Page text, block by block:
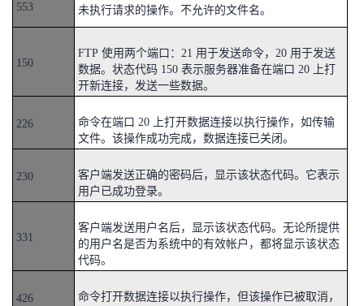
553 未执行请求的操作。不允许的文件名。
150
FTP 使用两个端口：21 用于发送命令，20 用于发送
数据。状态代码 150 表示服务器准备在端口 20 上打
开新连接，发送一些数据。
226
命令在端口 20 上打开数据连接以执行操作，如传输
文件。该操作成功完成，数据连接已关闭。
230
客户端发送正确的密码后，显示该状态代码。它表示
用户已成功登录。
331
客户端发送用户名后，显示该状态代码。无论所提供
的用户名是否为系统中的有效帐户，都将显示该状态
代码。
426
命令打开数据连接以执行操作，但该操作已被取消，